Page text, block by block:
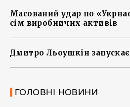
Масований удар по
сім виробничих активів
Дмитро Льоушкін
ГОЛОВНІ НОВИНИ